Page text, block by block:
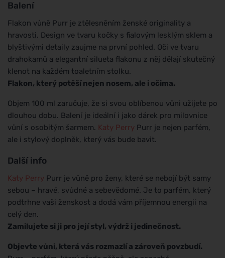
Balení
Flakon vůně Purr je ztělesněním ženské originality a
hravosti. Design ve tvaru kočky s fialovým lesklým sklem a
blyštivými detaily zaujme na první pohled. Oči ve tvaru
drahokamů a elegantní silueta flakonu z něj dělají skutečný
klenot na každém toaletním stolku.
Flakon, který potěší nejen nosem, ale i očima.
Objem 100 ml zaručuje, že si svou oblíbenou vůni užijete po
dlouhou dobu. Balení je ideální i jako dárek pro milovnice
vůní s osobitým šarmem. Katy Perry Purr je nejen parfém,
ale i stylový doplněk, který vás bude bavit.
Další info
Katy Perry Purr je vůně pro ženy, které se nebojí být samy
sebou – hravé, svůdné a sebevědomé. Je to parfém, který
podtrhne vaši ženskost a dodá vám příjemnou energii na
celý den.
Zamilujete si ji pro její styl, výdrž i jedinečnost.
Objevte vůni, která vás rozmazlí a zároveň povzbudí.